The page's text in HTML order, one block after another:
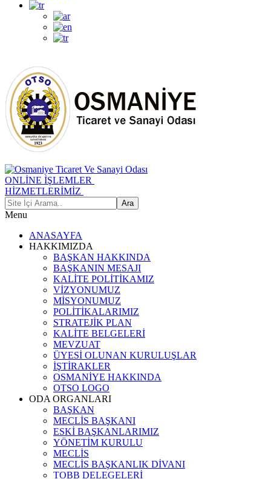
ONLİNE İŞLEMLER
HİZMETLERİMİZ
Menu
ANASAYFA
HAKKIMIZDA
BAŞKAN HAKKINDA
BAŞKANIN MESAJI
KALİTE POLİTİKAMIZ
VİZYONUMUZ
MİSYONUMUZ
POLİTİKALARIMIZ
STRATEJİK PLAN
KALİTE BELGELERİ
MEVZUAT
ÜYESİ OLUNAN KURULUŞLAR
İŞTİRAKLER
OSMANİYE HAKKINDA
OTSO LOGO
ODA ORGANLARI
BAŞKAN
MECLİS BAŞKANI
ESKİ BAŞKANLARIMIZ
YÖNETİM KURULU
MECLİS
MECLİS BAŞKANLIK DİVANI
TOBB DELEGELERİ